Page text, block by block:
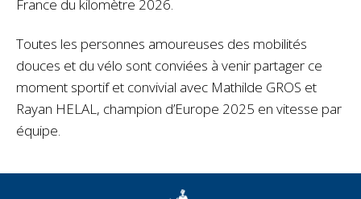
France du kilomètre 2026.
Toutes les personnes amoureuses des mobilités
douces et du vélo sont conviées à venir partager ce
moment sportif et convivial avec Mathilde GROS et
Rayan HELAL, champion d’Europe 2025 en vitesse par
équipe.